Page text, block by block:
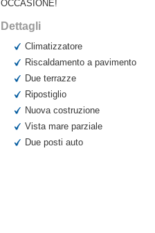
OCCASIONE!
Dettagli
Climatizzatore
Riscaldamento a pavimento
Due terrazze
Ripostiglio
Nuova costruzione
Vista mare parziale
Due posti auto